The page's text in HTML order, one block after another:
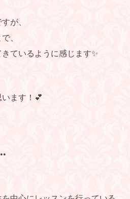
が、
、
ているように感じます✨
ます！💕